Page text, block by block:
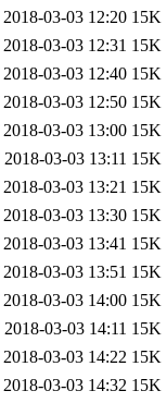
2018-03-03 12:20 15K
2018-03-03 12:31 15K
2018-03-03 12:40 15K
2018-03-03 12:50 15K
2018-03-03 13:00 15K
2018-03-03 13:11 15K
2018-03-03 13:21 15K
2018-03-03 13:30 15K
2018-03-03 13:41 15K
2018-03-03 13:51 15K
2018-03-03 14:00 15K
2018-03-03 14:11 15K
2018-03-03 14:22 15K
2018-03-03 14:32 15K